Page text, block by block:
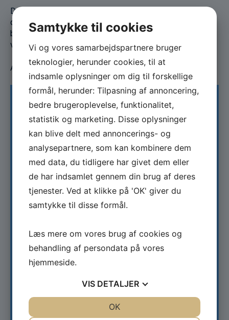
Derudover vil der være basis for at drive vækst i den
danske maritime sektor, da selskabet bag produktet er
baseret i Danmark såvel som alle dele af værdikæden vil
være baseret i Danmark; fra produktion til distribution.
Animationsvideo:https://youtu.be/Mp9PbOwmstE
Information
Projektnavn:
Innovativ lodslejder
Erhvervsmæssigt
Tema:
Maritime erhvervsprojekter
Tid:
Samtykke til cookies
Vi og vores samarbejdspartnere bruger
teknologier, herunder cookies, til at
indsamle oplysninger om dig til forskellige
formål, herunder: Tilpasning af annoncering,
bedre brugeroplevelse, funktionalitet,
statistik og marketing. Disse oplysninger
kan blive delt med annoncerings- og
analysepartnere, som kan kombinere dem
med data, du tidligere har givet dem eller
de har indsamlet gennem din brug af deres
tjenester. Ved at klikke på 'OK' giver du
samtykke til disse formål.
Læs mere om vores brug af cookies og
behandling af persondata på vores
hjemmeside.
VIS DETALJER
OK